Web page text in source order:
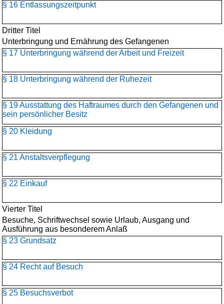
§ 16 Entlassungszeitpunkt
Dritter Titel
Unterbringung und Ernährung des Gefangenen
§ 17 Unterbringung während der Arbeit und Freizeit
§ 18 Unterbringung während der Ruhezeit
§ 19 Ausstattung des Haftraumes durch den Gefangenen und
sein persönlicher Besitz
§ 20 Kleidung
§ 21 Anstaltsverpflegung
§ 22 Einkauf
Vierter Titel
Besuche, Schriftwechsel sowie Urlaub, Ausgang und
Ausführung aus besonderem Anlaß
§ 23 Grundsatz
§ 24 Recht auf Besuch
§ 25 Besuchsverbot